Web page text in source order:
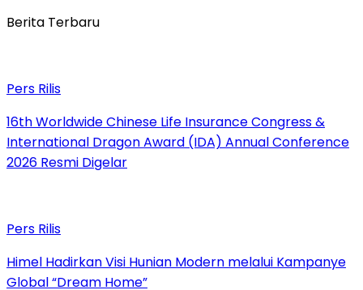
Berita Terbaru
Pers Rilis
16th Worldwide Chinese Life Insurance Congress &
International Dragon Award (IDA) Annual Conference
2026 Resmi Digelar
Pers Rilis
Himel Hadirkan Visi Hunian Modern melalui Kampanye
Global “Dream Home”